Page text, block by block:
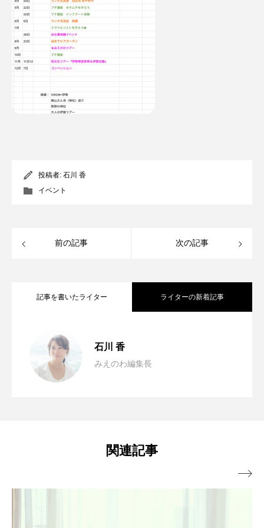
投稿者: 石川 香
イベント
前の記事 次の記事
記事を書いたライター ライターの新着記事
石川 香
みえのわ編集長
2026.03.02
2025.06.25
に楽しむ～相差・松坂マルシェ～
関連記事
